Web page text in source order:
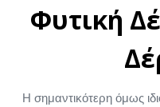
Φυτική
Η σημαντικότερη όμως